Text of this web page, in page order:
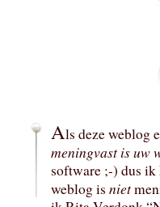
Als deze weblog
meningvast is uw
software ;-) dus
weblog is niet